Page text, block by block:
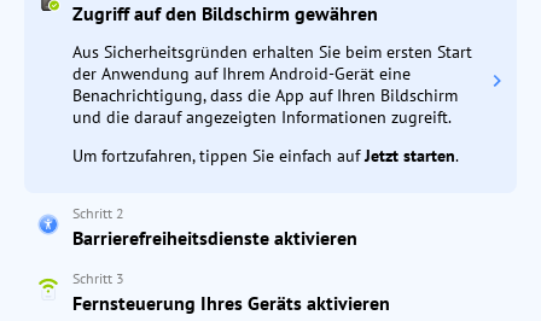
Zugriff auf den Bildschirm gewähren
Aus Sicherheitsgründen erhalten Sie beim ersten Start
der Anwendung auf Ihrem Android-Gerät eine
Benachrichtigung, dass die App auf Ihren Bildschirm
und die darauf angezeigten Informationen zugreift.
Um fortzufahren, tippen Sie einfach aufJetzt starten.
Schritt 2
Barrierefreiheitsdienste aktivieren
Schritt 3
Fernsteuerung Ihres Geräts aktivieren